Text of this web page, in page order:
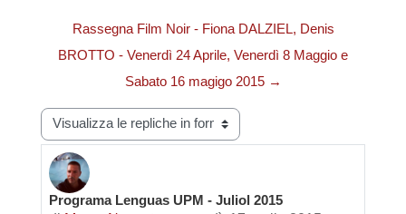
Rassegna Film Noir - Fiona DALZIEL, Denis
BROTTO - Venerdì 24 Aprile, Venerdì 8 Maggio e
Sabato 16 magigo 2015 →
Modalità visualizzazione
Programa Lenguas UPM - Juliol 2015
Numero di risposte: 0